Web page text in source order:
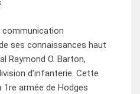
communication
ses connaissances haut
Raymond O. Barton,
d’infanterie. Cette
armée de Hodges